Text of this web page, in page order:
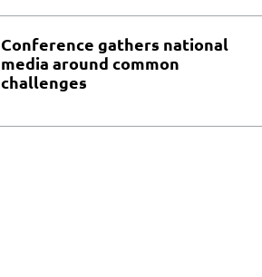
Conference gathers national
media around common
challenges